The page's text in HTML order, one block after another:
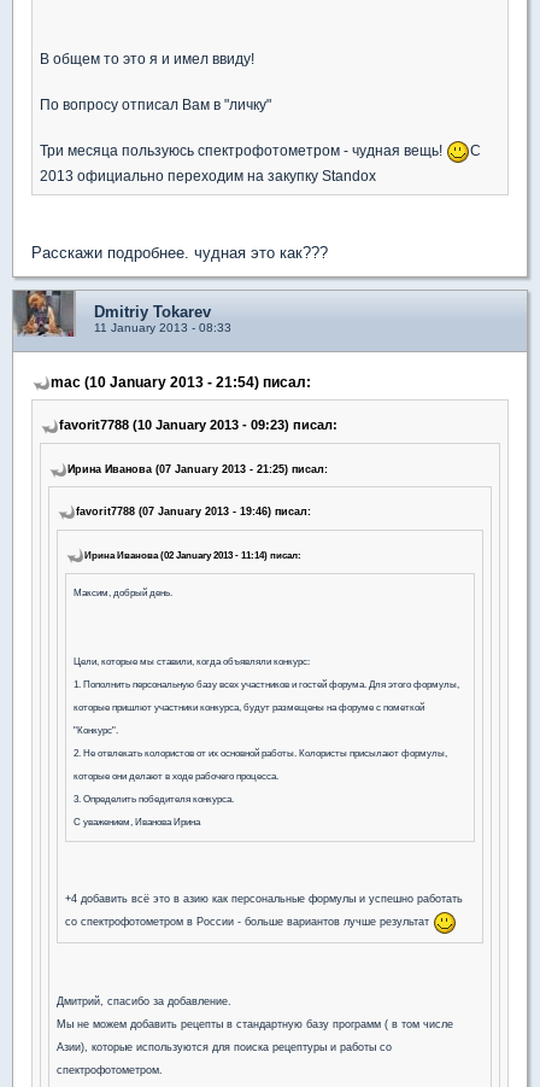
В общем то это я и имел ввиду!
По вопросу отписал Вам в "личку"
Три месяца пользуюсь спектрофотометром - чудная вещь!
С
2013 официально переходим на закупку Standox
Расскажи подробнее. чудная это как???
Dmitriy Tokarev
11 January 2013 - 08:33
mac (10 January 2013 - 21:54) писал:
favorit7788 (10 January 2013 - 09:23) писал:
Ирина Иванова (07 January 2013 - 21:25) писал:
favorit7788 (07 January 2013 - 19:46) писал:
Ирина Иванова (02 January 2013 - 11:14) писал:
Максим, добрый день.
Цели, которые мы ставили, когда объявляли конкурс:
1. Пополнить персональную базу всех участников и гостей форума. Для этого формулы,
которые пришлют участники конкурса, будут размещены на форуме с пометкой
"Конкурс".
2. Не отвлекать колористов от их основной работы. Колористы присылают формулы,
которые они делают в ходе рабочего процесса.
3. Определить победителя конкурса.
С уважением, Иванова Ирина
+4 добавить всё это в азию как персональные формулы и успешно работать
со спектрофотометром в России - больше вариантов лучше результат
Дмитрий, спасибо за добавление.
Мы не можем добавить рецепты в стандартную базу программ ( в том числе
Азии), которые используются для поиска рецептуры и работы со
спектрофотометром.